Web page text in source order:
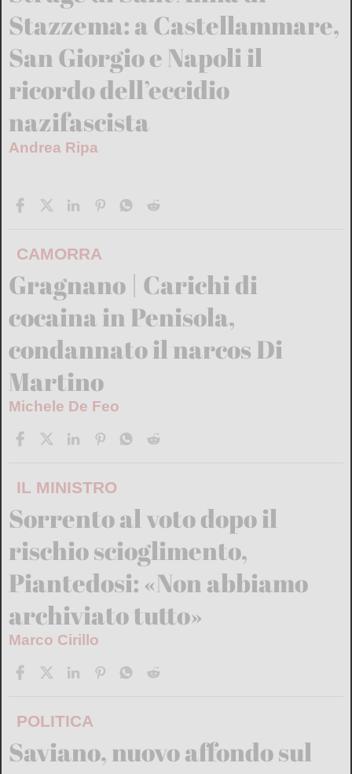
Stazzema: a Castellammare,
San Giorgio e Napoli il
ricordo dell’eccidio
nazifascista
Andrea Ripa
CAMORRA
Gragnano | Carichi di
cocaina in Penisola,
condannato il narcos Di
Martino
Michele De Feo
IL MINISTRO
Sorrento al voto dopo il
rischio scioglimento,
Piantedosi: «Non abbiamo
archiviato tutto»
Marco Cirillo
POLITICA
Saviano, nuovo affondo sul